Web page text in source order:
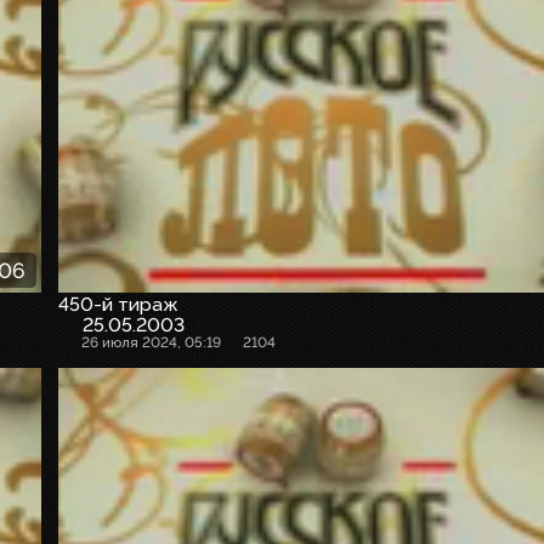
450-й тираж
25.05.2003
26 июля 2024, 05:19 2104